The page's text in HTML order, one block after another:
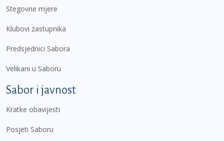
Stegovne mjere
Klubovi zastupnika
Predsjednici Sabora
Velikani u Saboru
Sabor i javnost
Kratke obavijesti
Posjeti Saboru